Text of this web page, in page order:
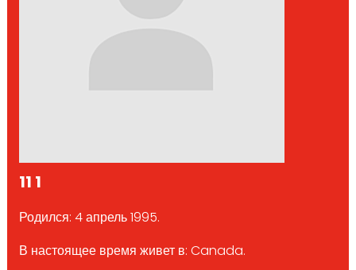
11 1
Родился: 4 апрель 1995.
В настоящее время живет в: Canada.